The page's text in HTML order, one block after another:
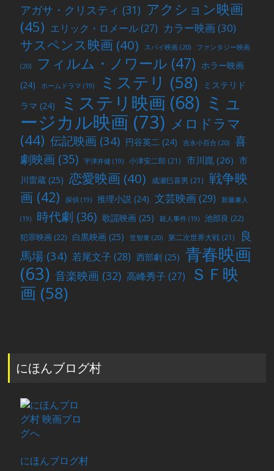
アガサ・クリスティ (31) アクション映画
(45) エリック・ロメール(27) カラー映画(30)
サスペンス映画 (40) スパイ映画 (20) ファンタジー映画
(20) フィルム・ノワール (47) ホラー映画
(24)
ホームドラマ (19) ミステリ (58)
ミステリド
ラマ (24) ミステリ映画 (68) ミュ
ージカル映画 (73) メロドラマ
(44) 伝記映画 (34) 円谷英二 (24) 吉永小百合 (20)
喜
劇映画 (35) 宇津井健 (19) 小津安二郎 (21) 市川崑 (26) 市
川雷蔵 (25) 恋愛映画 (40) 成瀬巳喜男 (21)
戦争映
画 (42) 探偵 (19) 推理小説 (24) 文芸映画(29) 新藤兼人
(19) 時代劇 (36) 歌謡映画 (25) 殺人事件 (19) 池部良 (22)
犯罪映画 (22) 白黒映画 (25) 笠智衆 (20) 第二次世界大戦 (21)
良
馬場 (34) 若尾文子 (28) 西部劇 (25) 青春映画
(63) 音楽映画 (32) 高峰秀子 (27)
ＳＦ映
画 (58)
にほんブログ村
にほんブログ村